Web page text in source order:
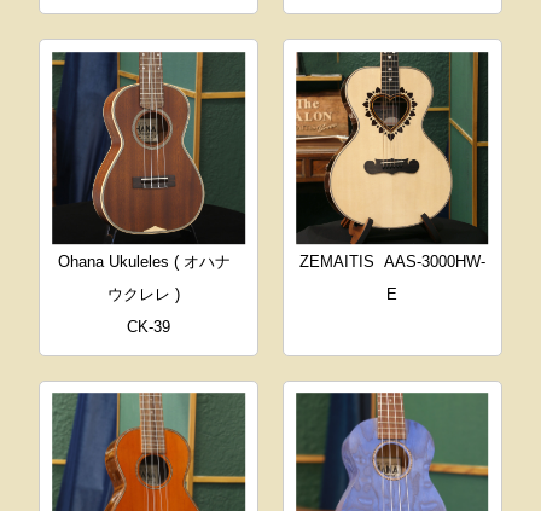
Ohana Ukuleles ( オハナ
ウクレレ )
CK-39
ZEMAITIS AAS-3000HW-
E